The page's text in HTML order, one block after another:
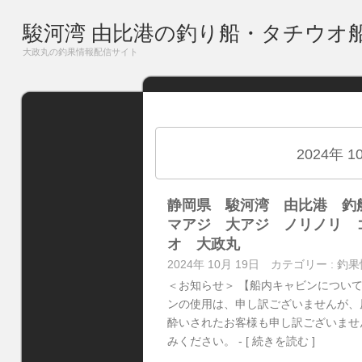
駿河湾 由比港の釣り船・タチウオ
大政丸の釣果情報配信サイト
2024年
静岡県 駿河湾 由比港
マアジ 大アジ ノリノリ
オ 大政丸
2024年 10月 19日 カテゴリー : 釣果
＜お知らせ＞ 【船内キャビンについ
ンの使用は、申し訳ございませんが
酔いされたお客様も申し訳ございま
みください。 - [ 続きを読む ]